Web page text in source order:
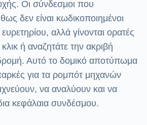
Οι σύνδεσμοι που
δεν είναι κωδικοποιημένοι
αλλά γίνονται ορατές
ή αναζητάτε την ακριβή
Αυτό το δομικό αποτύπωμα
για τα ρομπότ μηχανών
να αναλύουν και να
κεφάλαια συνδέσμου.